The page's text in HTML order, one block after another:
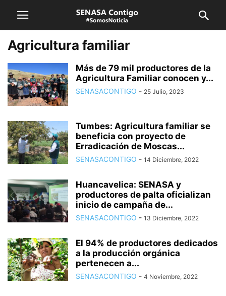
Agricultura familiar
Más de 79 mil productores de la
Agricultura Familiar conocen y...
SENASACONTIGO - 25 Julio, 2023
Tumbes: Agricultura familiar se
beneficia con proyecto de
Erradicación de Moscas...
SENASACONTIGO - 14 Diciembre, 2022
Huancavelica: SENASA y
productores de palta oficializan
inicio de campaña de...
SENASACONTIGO - 13 Diciembre, 2022
El 94% de productores dedicados
a la producción orgánica
pertenecen a...
SENASACONTIGO - 4 Noviembre, 2022